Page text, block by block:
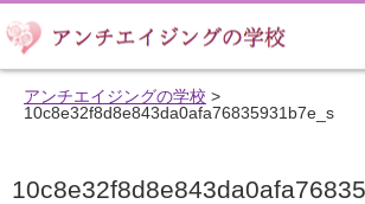
アンチエイジングの学校 >
10c8e32f8d8e843da0afa76835931b7e_s